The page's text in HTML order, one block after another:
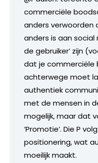
commerciële
anders verwoorden
anders is aan social
de gebruiker’ zijn
dat je commerciële
achterwege moet
authentiek
met de mensen in
mogelijk, maar dat
‘Promotie’. Die P
positionering, wat
moeilijk maakt.